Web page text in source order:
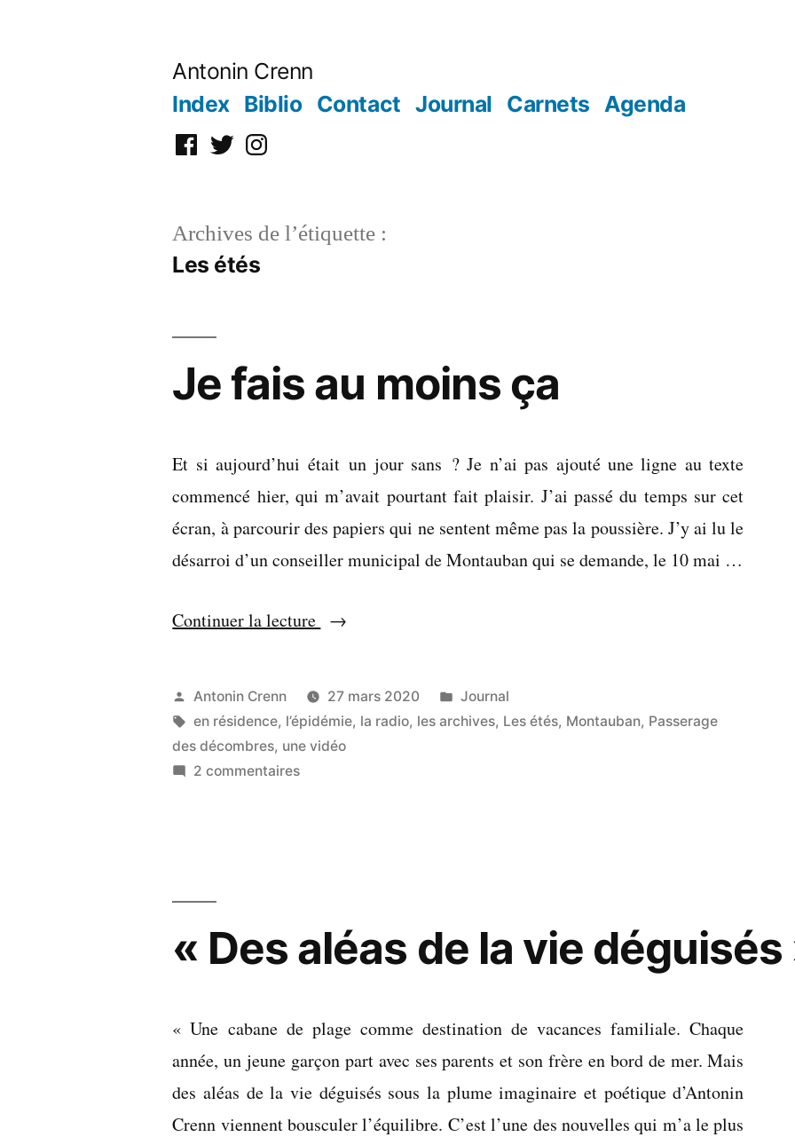
Antonin Crenn
Index Biblio Contact Journal Carnets Agenda
Facebook
TwitterInstagram
Archives de l’étiquette :
Les étés
Je fais au moins ça
Et si aujourd’hui était un jour sans ? Je n’ai pas ajouté une ligne au texte
commencé hier, qui m’avait pourtant fait plaisir. J’ai passé du temps sur cet
écran, à parcourir des papiers qui ne sentent même pas la poussière. J’y ai lu le
désarroi d’un conseiller municipal de Montauban qui se demande, le 10 mai …
Continuer la lecture « Je
moins
ça »
Publié
par
Antonin Crenn 27 mars 2020
Publié
dans
Journal
Étiquettes :
en résidence, l’épidémie, la radio, les archives, Les étés, Montauban, Passerage
des décombres, une vidéo
2 commentairessur
« Des aléas de la vie déguisés
« Une cabane de plage comme destination de vacances familiale. Chaque
année, un jeune garçon part avec ses parents et son frère en bord de mer. Mais
des aléas de la vie déguisés sous la plume imaginaire et poétique d’Antonin
Crenn viennent bousculer l’équilibre. C’est l’une des nouvelles qui m’a le plus